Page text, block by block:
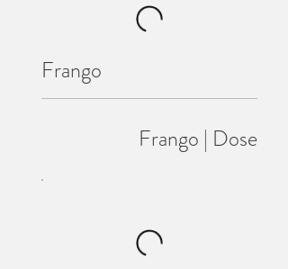
Frango
Frango | Dose